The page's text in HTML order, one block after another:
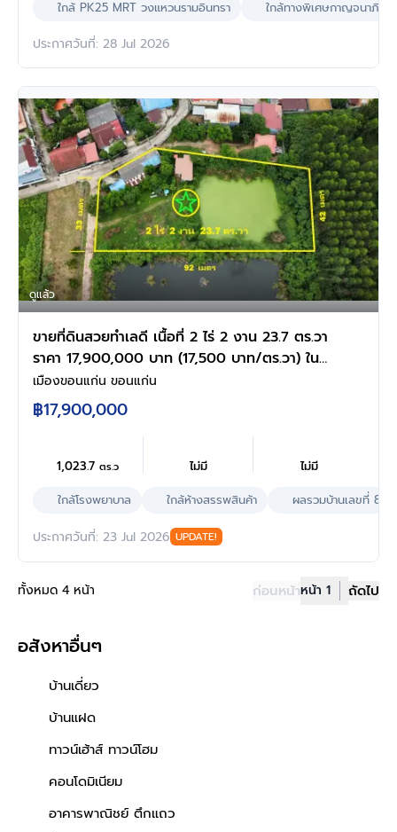
ใกล้ PK25 MRT วงแหวนรามอินทรา ใกล้ทางพิเศษกาญจนาภิเษก
ประกาศวันที่: 28 Jul 2026
ดูแล้ว
ขายที่ดินสวยทำเลดี เนื้อที่ 2 ไร่ 2 งาน 23.7 ตร.วา
ราคา 17,900,000 บาท (17,500 บาท/ตร.วา) ใน
เมืองขอนแก่น
เมืองขอนแก่น ขอนแก่น
฿17,900,000
1,023.7ตร.ว ไม่มี
ไม่มี
ใกล้โรงพยาบาล
ใกล้ห้างสรรพสินค้า ผลรวมบ้านเลขที่ 8
ประกาศวันที่: 23 Jul 2026 UPDATE!
ทั้งหมด 4 หน้า ก่อนหน้าหน้า 1 ถัดไป
อสังหาอื่นๆ
บ้านเดี่ยว
บ้านแฝด
ทาวน์เฮ้าส์ ทาวน์โฮม
คอนโดมิเนียม
อาคารพาณิชย์ ตึกแถว